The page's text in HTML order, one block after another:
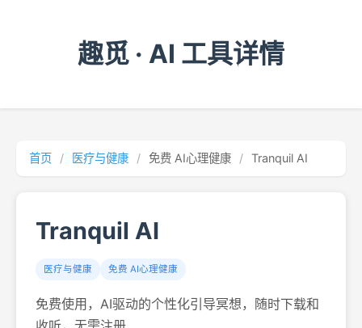
趣觅 · AI 工具详情
首页 / 医疗与健康 / 免费 AI心理健康 / Tranquil AI
Tranquil AI
医疗与健康 免费 AI心理健康
免费使用，AI驱动的个性化引导冥想，随时下载和